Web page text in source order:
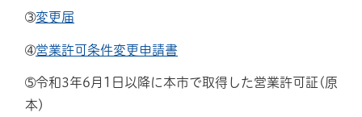
➂変更届
➃営業許可条件変更申請書
➄令和3年6月1日以降に本市で取得した営業許可証(原
本)